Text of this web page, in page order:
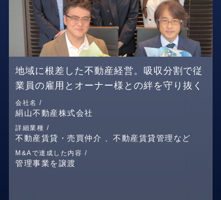
地域に根差した不動産経営。吸収分割で従
業員の雇用とオーナー様との絆を守り抜く
会社名 /
絹山不動産株式会社
詳細業種 /
不動産賃貸・売買仲介 、不動産賃貸管理など
M&Aで達成した内容 /
管理事業を譲渡